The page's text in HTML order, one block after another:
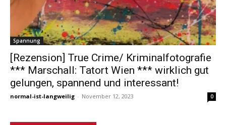
Spannung
[Rezension] True Crime/ Kriminalfotografie
*** Marschall: Tatort Wien *** wirklich gut
gelungen, spannend und interessant!
normal-ist-langweilig - November 12, 2023 0